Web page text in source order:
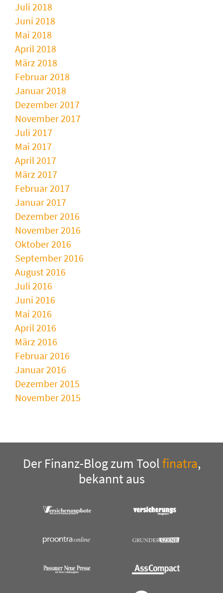
Juli 2018
Juni 2018
Mai 2018
April 2018
März 2018
Februar 2018
Januar 2018
Dezember 2017
November 2017
Juli 2017
Mai 2017
April 2017
März 2017
Februar 2017
Januar 2017
Dezember 2016
November 2016
Oktober 2016
September 2016
August 2016
Juli 2016
Juni 2016
Mai 2016
April 2016
März 2016
Februar 2016
Januar 2016
Dezember 2015
November 2015
Der Finanz-Blog zum Toolfinatra,
bekannt aus